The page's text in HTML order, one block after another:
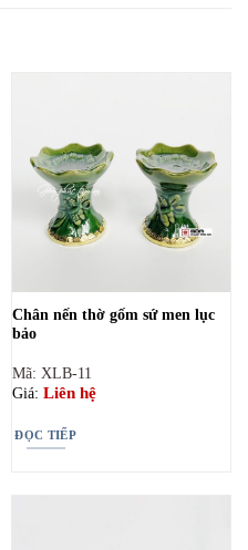
Chân nến thờ gốm sứ men lục
bảo
Mã: XLB-11
Giá: Liên hệ
ĐỌC TIẾP